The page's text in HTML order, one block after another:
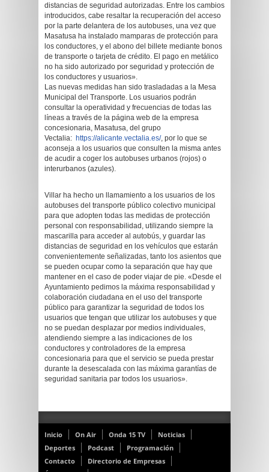
distancias de seguridad autorizadas. Entre los cambios
introducidos, cabe resaltar la recuperación del acceso
por la parte delantera de los autobuses, una vez que
Masatusa ha instalado mamparas de protección para
los conductores, y el abono del billete mediante bonos
de transporte o tarjeta de crédito. El pago en metálico
no ha sido autorizado por seguridad y protección de
los conductores y usuarios».
Las nuevas medidas han sido trasladadas a la Mesa
Municipal del Transporte. Los usuarios podrán
consultar la operatividad y frecuencias de todas las
líneas a través de la página web de la empresa
concesionaria, Masatusa, del grupo
Vectalia: https://alicante.vectalia.es/, por lo que se
aconseja a los usuarios que consulten la misma antes
de acudir a coger los autobuses urbanos (rojos) o
interurbanos (azules).
Villar ha hecho un llamamiento a los usuarios de los
autobuses del transporte público colectivo municipal
para que adopten todas las medidas de protección
personal con responsabilidad, utilizando siempre la
mascarilla para acceder al autobús, y guardar las
distancias de seguridad en los vehículos que estarán
convenientemente señalizadas, tanto los asientos que
se pueden ocupar como la separación que hay que
mantener en el caso de poder viajar de pie. «Desde el
Ayuntamiento pedimos la máxima responsabilidad y
colaboración ciudadana en el uso del transporte
público para garantizar la seguridad de todos los
usuarios que tengan que utilizar los autobuses y que
no se puedan desplazar por medios individuales,
atendiendo siempre a las indicaciones de los
conductores y controladores de la empresa
concesionaria para que el servicio se pueda prestar
durante la desescalada con las máxima garantías de
seguridad sanitaria par todos los usuarios».
Inicio On Air Onda 15 TV
Noticias
Deportes
Podcast
Programación
Contacto
Directorio de Empresas